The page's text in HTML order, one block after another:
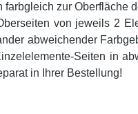
farbgleich zur
von jeweils 2
abweichender
Seiten in
in Ihrer Bestellung!